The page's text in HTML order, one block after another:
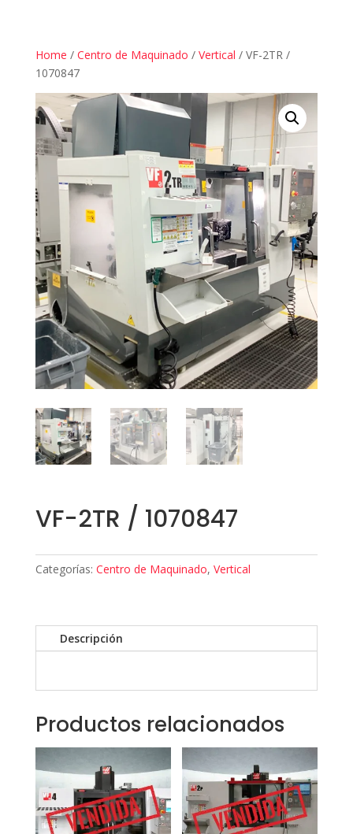
Home / Centro de Maquinado / Vertical / VF-2TR /
1070847
VF-2TR / 1070847
Categorías: Centro de Maquinado, Vertical
Descripción
Productos relacionados